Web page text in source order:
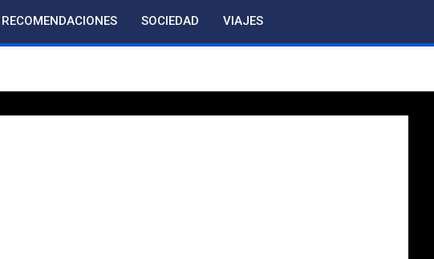
RECOMENDACIONES SOCIEDAD VIAJES